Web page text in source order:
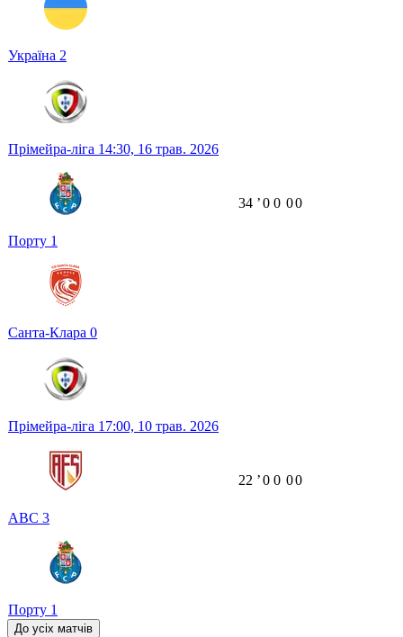
Україна 2
Прімейра-ліга 14:30, 16 трав. 2026
Порту 1
Санта-Клара 0
34 ʼ0 0 00
Прімейра-ліга 17:00, 10 трав. 2026
АВС 3
Порту 1
22 ʼ0 0 00
До усіх матчів